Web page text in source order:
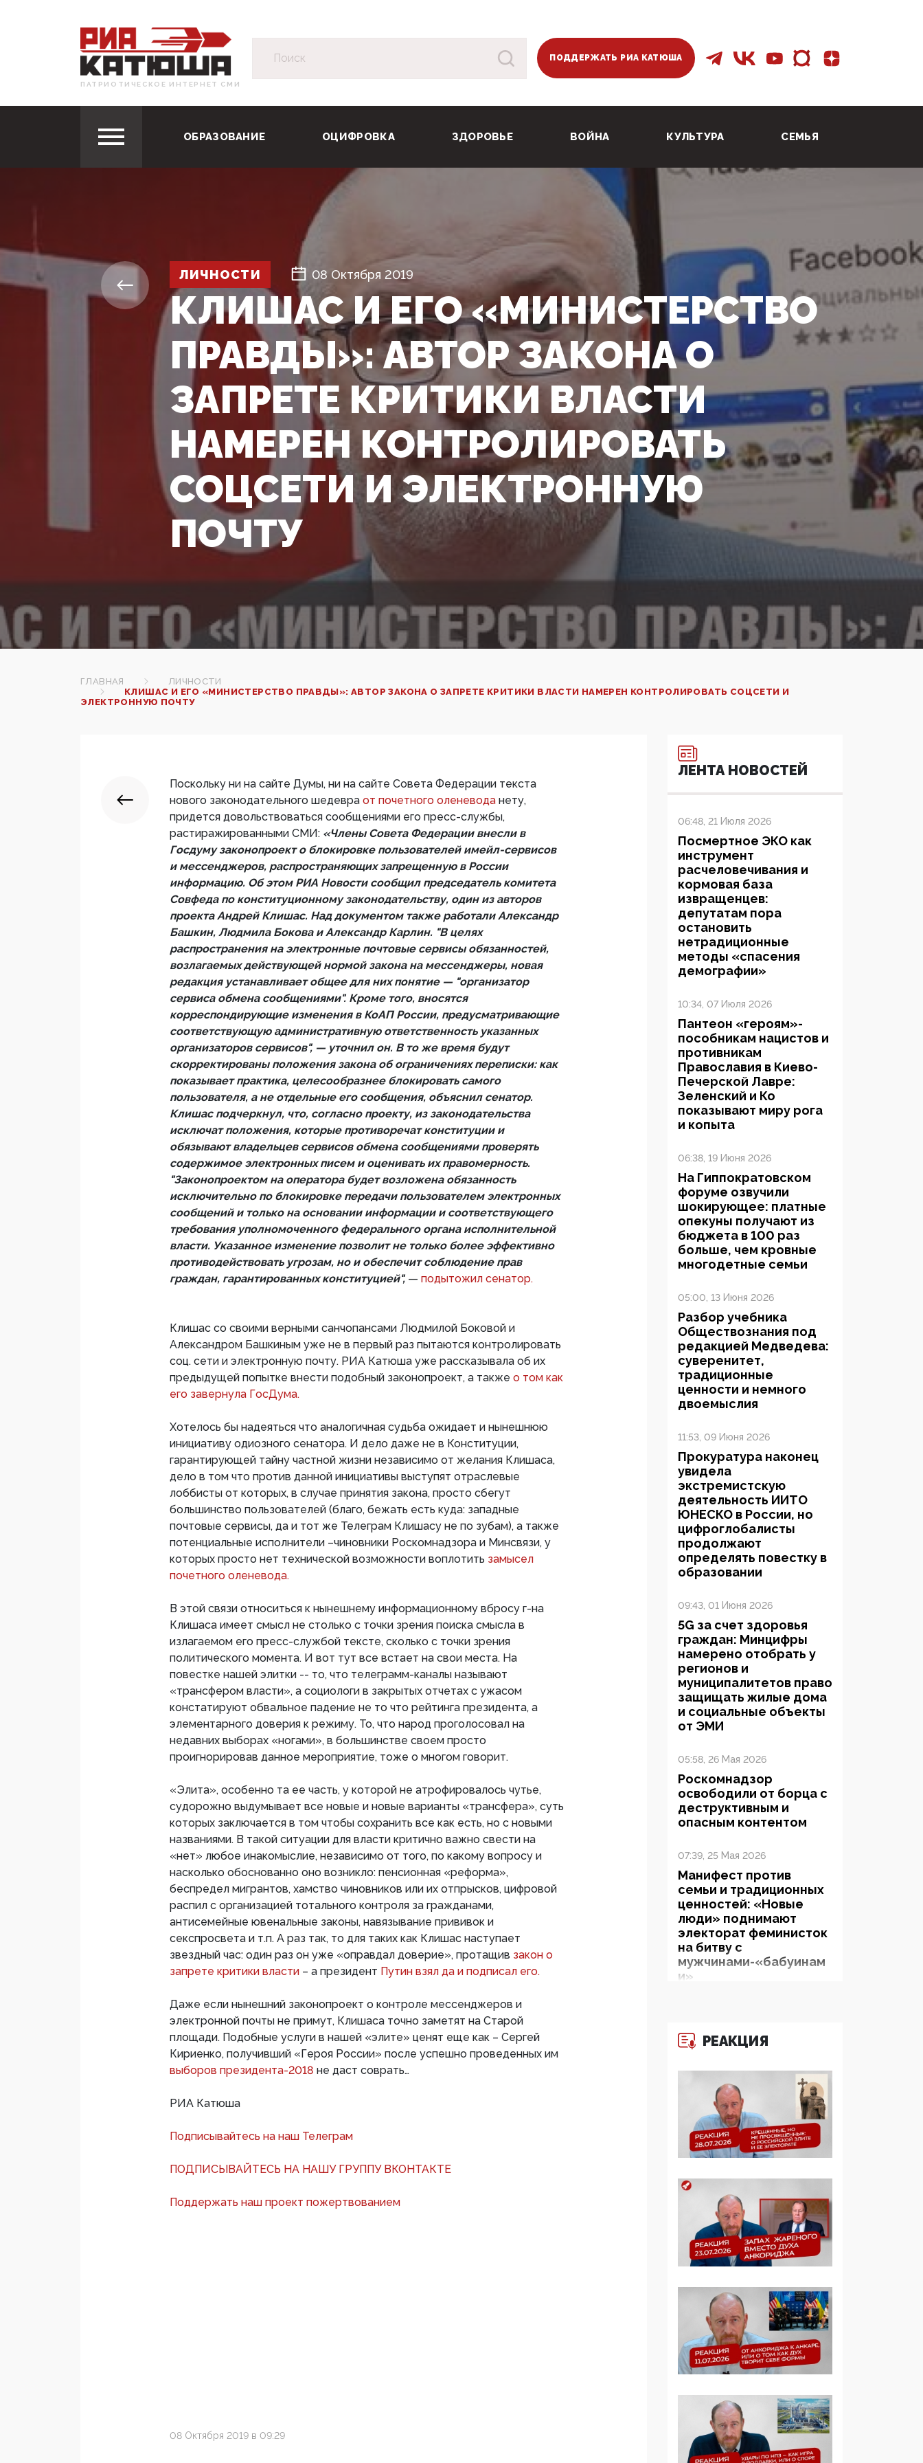
ПАТРИОТИЧЕСКОЕ ИНТЕРНЕТ СМИ
ПОДДЕРЖАТЬ РИА КАТЮША
ОБРАЗОВАНИЕ ОЦИФРОВКА ЗДОРОВЬЕ ВОЙНА КУЛЬТУРА СЕМЬЯ
ЛИЧНОСТИ 08 Октября 2019
КЛИШАС И ЕГО «МИНИСТЕРСТВО
ПРАВДЫ»: АВТОР ЗАКОНА О
ЗАПРЕТЕ КРИТИКИ ВЛАСТИ
НАМЕРЕН КОНТРОЛИРОВАТЬ
СОЦСЕТИ И ЭЛЕКТРОННУЮ
ПОЧТУ
ГЛАВНАЯ
ЛИЧНОСТИ
КЛИШАС И ЕГО «МИНИСТЕРСТВО ПРАВДЫ»: АВТОР ЗАКОНА О ЗАПРЕТЕ КРИТИКИ ВЛАСТИ НАМЕРЕН КОНТРОЛИРОВАТЬ СОЦСЕТИ И
ЭЛЕКТРОННУЮ ПОЧТУ
Поскольку ни на сайте Думы, ни на сайте Совета Федерации текста
нового законодательного шедевра от почетного оленевода нету,
придется довольствоваться сообщениями его пресс-службы,
растиражированными СМИ: «Члены Совета Федерации внесли в
Госдуму законопроект о блокировке пользователей имейл-сервисов
и мессенджеров, распространяющих запрещенную в России
информацию. Об этом РИА Новости сообщил председатель комитета
Совфеда по конституционному законодательству, один из авторов
проекта Андрей Клишас. Над документом также работали Александр
Башкин, Людмила Бокова и Александр Карлин. "В целях
распространения на электронные почтовые сервисы обязанностей,
возлагаемых действующей нормой закона на мессенджеры, новая
редакция устанавливает общее для них понятие — "организатор
сервиса обмена сообщениями". Кроме того, вносятся
корреспондирующие изменения в КоАП России, предусматривающие
соответствующую административную ответственность указанных
организаторов сервисов", — уточнил он. В то же время будут
скорректированы положения закона об ограничениях переписки: как
показывает практика, целесообразнее блокировать самого
пользователя, а не отдельные его сообщения, объяснил сенатор.
Клишас подчеркнул, что, согласно проекту, из законодательства
исключат положения, которые противоречат конституции и
обязывают владельцев сервисов обмена сообщениями проверять
содержимое электронных писем и оценивать их правомерность.
"Законопроектом на оператора будет возложена обязанность
исключительно по блокировке передачи пользователем электронных
сообщений и только на основании информации и соответствующего
требования уполномоченного федерального органа исполнительной
власти. Указанное изменение позволит не только более эффективно
противодействовать угрозам, но и обеспечит соблюдение прав
граждан, гарантированных конституцией", — подытожил сенатор.
Клишас со своими верными санчопансами Людмилой Боковой и
Александром Башкиным уже не в первый раз пытаются контролировать
соц. сети и электронную почту. РИА Катюша уже рассказывала об их
предыдущей попытке внести подобный законопроект, а также о том как
его завернула ГосДума.
Хотелось бы надеяться что аналогичная судьба ожидает и нынешнюю
инициативу одиозного сенатора. И дело даже не в Конституции,
гарантирующей тайну частной жизни независимо от желания Клишаса,
дело в том что против данной инициативы выступят отраслевые
лоббисты от которых, в случае принятия закона, просто сбегут
большинство пользователей (благо, бежать есть куда: западные
почтовые сервисы, да и тот же Телеграм Клишасу не по зубам), а также
потенциальные исполнители –чиновники Роскомнадзора и Минсвязи, у
которых просто нет технической возможности воплотить замысел
почетного оленевода.
В этой связи относиться к нынешнему информационному вбросу г-на
Клишаса имеет смысл не столько с точки зрения поиска смысла в
излагаемом его пресс-службой тексте, сколько с точки зрения
политического момента. И вот тут все встает на свои места. На
повестке нашей элитки -- то, что телеграмм-каналы называют
«трансфером власти», а социологи в закрытых отчетах с ужасом
констатируют обвальное падение не то что рейтинга президента, а
элементарного доверия к режиму. То, что народ проголосовал на
недавних выборах «ногами», в большинстве своем просто
проигнорировав данное мероприятие, тоже о многом говорит.
«Элита», особенно та ее часть, у которой не атрофировалось чутье,
судорожно выдумывает все новые и новые варианты «трансфера», суть
которых заключается в том чтобы сохранить все как есть, но с новыми
названиями. В такой ситуации для власти критично важно свести на
«нет» любое инакомыслие, независимо от того, по какому вопросу и
насколько обоснованно оно возникло: пенсионная «реформа»,
беспредел мигрантов, хамство чиновников или их отпрысков, цифровой
распил с организацией тотального контроля за гражданами,
антисемейные ювенальные законы, навязывание прививок и
секспросвета и т.п. А раз так, то для таких как Клишас наступает
звездный час: один раз он уже «оправдал доверие», протащив закон о
запрете критики власти – а президент Путин взял да и подписал его.
Даже если нынешний законопроект о контроле мессенджеров и
электронной почты не примут, Клишаса точно заметят на Старой
площади. Подобные услуги в нашей «элите» ценят еще как – Сергей
Кириенко, получивший «Героя России» после успешно проведенных им
выборов президента-2018 не даст соврать…
РИА Катюша
Подписывайтесь на наш Телеграм
ПОДПИСЫВАЙТЕСЬ НА НАШУ ГРУППУ ВКОНТАКТЕ
Поддержать наш проект пожертвованием
08 Октября 2019 в 09:29
ЛЕНТА НОВОСТЕЙ
06:48, 21 Июля 2026
Посмертное ЭКО как
инструмент
расчеловечивания и
кормовая база
извращенцев:
депутатам пора
остановить
нетрадиционные
методы «спасения
демографии»
10:34, 07 Июля 2026
Пантеон «героям»-
пособникам нацистов и
противникам
Православия в Киево-
Печерской Лавре:
Зеленский и Ко
показывают миру рога
и копыта
06:38, 19 Июня 2026
На Гиппократовском
форуме озвучили
шокирующее: платные
опекуны получают из
бюджета в 100 раз
больше, чем кровные
многодетные семьи
05:00, 13 Июня 2026
Разбор учебника
Обществознания под
редакцией Медведева:
суверенитет,
традиционные
ценности и немного
двоемыслия
11:53, 09 Июня 2026
Прокуратура наконец
увидела
экстремистскую
деятельность ИИТО
ЮНЕСКО в России, но
цифроглобалисты
продолжают
определять повестку в
образовании
09:43, 01 Июня 2026
5G за счет здоровья
граждан: Минцифры
намерено отобрать у
регионов и
муниципалитетов право
защищать жилые дома
и социальные объекты
от ЭМИ
05:58, 26 Мая 2026
Роскомнадзор
освободили от борца с
деструктивным и
опасным контентом
07:39, 25 Мая 2026
Манифест против
семьи и традиционных
ценностей: «Новые
люди» поднимают
электорат феминисток
на битву с
мужчинами-«бабуинам
и»
Эзотерика,
инфоцыганство и
защиты традиционных
ценностей: кто и с чем
выступал на форуме
«Россия 809. Традиции
будущего»
Симулякр патриотизма
и благолепия:
профилактика негатива
среди молодежи снова
отдана на откуп
«движперам»
03:35, 25 Апреля 2026
120 лет
парламентаризма: как
институт
народовластия
превратился в «чего
Правительства и АП
06:29, 15 Апреля 2026
Социальный фонд
РЕАКЦИЯ